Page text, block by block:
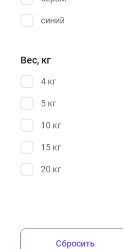
синий
Вес, кг
4 кг
5 кг
10 кг
15 кг
20 кг
Сбросить